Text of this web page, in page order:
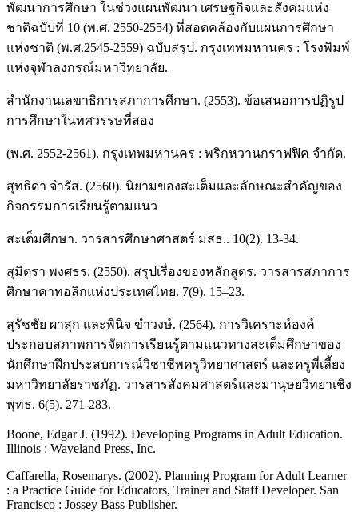
พัฒนาการศึกษา ในช่วงแผนพัฒนา เศรษฐกิจและสังคมแห่ง
ชาติฉบับที่ 10 (พ.ศ. 2550-2554) ที่สอดคล้องกับแผนการศึกษา
แห่งชาติ (พ.ศ.2545-2559) ฉบับสรุป. กรุงเทพมหานคร : โรงพิมพ์
แห่งจุฬาลงกรณ์มหาวิทยาลัย.
สำนักงานเลขาธิการสภาการศึกษา. (2553). ข้อเสนอการปฏิรูป
การศึกษาในทศวรรษที่สอง
(พ.ศ. 2552-2561). กรุงเทพมหานคร : พริกหวานกราฟฟิค จํากัด.
สุทธิดา จำรัส. (2560). นิยามของสะเต็มและลักษณะสำคัญของ
กิจกรรมการเรียนรู้ตามแนว
สะเต็มศึกษา. วารสารศึกษาศาสตร์ มสธ.. 10(2). 13-34.
สุมิตรา พงศธร. (2550). สรุปเรื่องของหลักสูตร. วารสารสภาการ
ศึกษาคาทอลิกแห่งประเทศไทย. 7(9). 15–23.
สุรัชชัย ผาสุก และพินิจ ขำวงษ์. (2564). การวิเคราะห์องค์
ประกอบสภาพการจัดการเรียนรู้ตามแนวทางสะเต็มศึกษาของ
นักศึกษาฝึกประสบการณ์วิชาชีพครูวิทยาศาสตร์ และครูพี่เลี้ยง
มหาวิทยาลัยราชภัฏ. วารสารสังคมศาสตร์และมานุษยวิทยาเชิง
พุทธ. 6(5). 271-283.
Boone, Edgar J. (1992). Developing Programs in Adult Education.
Illinois : Waveland Press, Inc.
Caffarella, Rosemarys. (2002). Planning Program for Adult Learner
: a Practice Guide for Educators, Trainer and Staff Developer. San
Francisco : Jossey Bass Publisher.